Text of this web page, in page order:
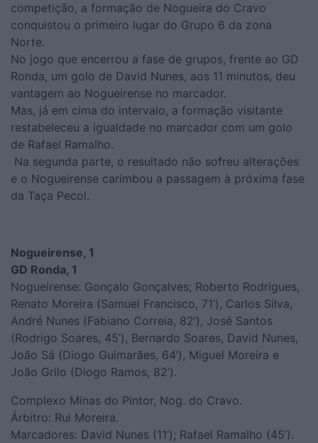
competição, a formação de Nogueira do Cravo
conquistou o primeiro lugar do Grupo 6 da zona
Norte.
No jogo que encerrou a fase de grupos, frente ao GD
Ronda, um golo de David Nunes, aos 11 minutos, deu
vantagem ao Nogueirense no marcador.
Mas, já em cima do intervalo, a formação visitante
restabeleceu a igualdade no marcador com um golo
de Rafael Ramalho.
Na segunda parte, o resultado não sofreu alterações
e o Nogueirense carimbou a passagem à próxima fase
da Taça Pecol.
Nogueirense, 1
GD Ronda, 1
Nogueirense: Gonçalo Gonçalves; Roberto Rodrigues,
Renato Moreira (Samuel Francisco, 71’), Carlos Silva,
André Nunes (Fabiano Correia, 82’), José Santos
(Rodrigo Soares, 45’), Bernardo Soares, David Nunes,
João Sá (Diogo Guimarães, 64’), Miguel Moreira e
João Grilo (Diogo Ramos, 82’).
Complexo Minas do Pintor, Nog. do Cravo.
Árbitro: Rui Moreira.
Marcadores: David Nunes (11’); Rafael Ramalho (45’).